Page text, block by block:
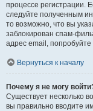
процессе регистрации.
следуйте полученным
то возможно, что вы
заблокирован спам-
адрес email,
Вернуться к началу
Почему я не могу
Существует несколько
вы правильно вводите